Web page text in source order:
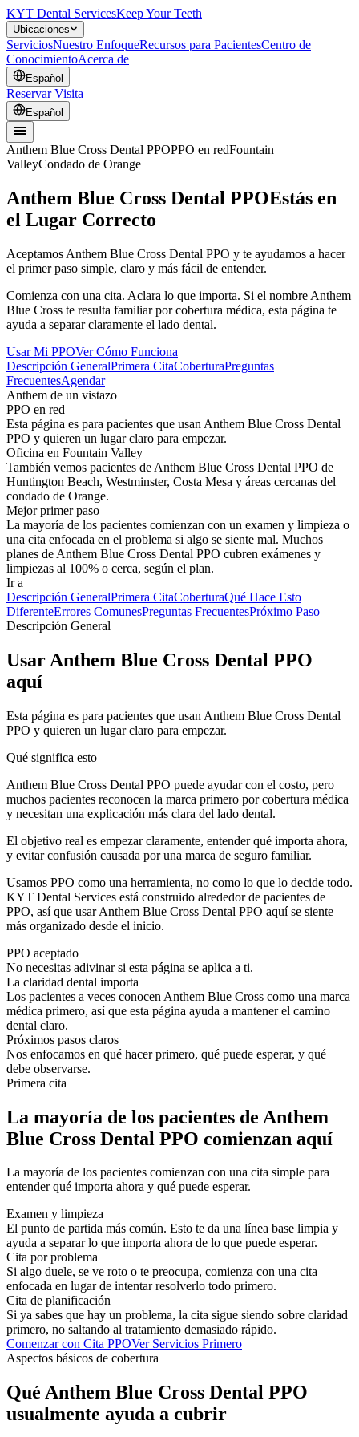
KYT Dental ServicesKeep Your Teeth
Ubicaciones
ServiciosNuestro EnfoqueRecursos para PacientesCentro de
ConocimientoAcerca de
Español
Reservar Visita
Español
Anthem Blue Cross Dental PPOPPO en redFountain
ValleyCondado de Orange
Anthem Blue Cross Dental PPOEstás en
el Lugar Correcto
Aceptamos Anthem Blue Cross Dental PPO y te ayudamos a hacer
el primer paso simple, claro y más fácil de entender.
Comienza con una cita. Aclara lo que importa. Si el nombre Anthem
Blue Cross te resulta familiar por cobertura médica, esta página te
ayuda a separar claramente el lado dental.
Usar Mi PPOVer Cómo Funciona
Descripción GeneralPrimera CitaCoberturaPreguntas
FrecuentesAgendar
Anthem de un vistazo
PPO en red
Esta página es para pacientes que usan Anthem Blue Cross Dental
PPO y quieren un lugar claro para empezar.
Oficina en Fountain Valley
También vemos pacientes de Anthem Blue Cross Dental PPO de
Huntington Beach, Westminster, Costa Mesa y áreas cercanas del
condado de Orange.
Mejor primer paso
La mayoría de los pacientes comienzan con un examen y limpieza o
una cita enfocada en el problema si algo se siente mal. Muchos
planes de Anthem Blue Cross Dental PPO cubren exámenes y
limpiezas al 100% o cerca, según el plan.
Ir a
Descripción GeneralPrimera CitaCoberturaQué Hace Esto
DiferenteErrores ComunesPreguntas FrecuentesPróximo Paso
Descripción General
Usar Anthem Blue Cross Dental PPO
aquí
Esta página es para pacientes que usan Anthem Blue Cross Dental
PPO y quieren un lugar claro para empezar.
Qué significa esto
Anthem Blue Cross Dental PPO puede ayudar con el costo, pero
muchos pacientes reconocen la marca primero por cobertura médica
y necesitan una explicación más clara del lado dental.
El objetivo real es empezar claramente, entender qué importa ahora,
y evitar confusión causada por una marca de seguro familiar.
Usamos PPO como una herramienta, no como lo que lo decide todo.
KYT Dental Services está construido alrededor de pacientes de
PPO, así que usar Anthem Blue Cross Dental PPO aquí se siente
más organizado desde el inicio.
PPO aceptado
No necesitas adivinar si esta página se aplica a ti.
La claridad dental importa
Los pacientes a veces conocen Anthem Blue Cross como una marca
médica primero, así que esta página ayuda a mantener el camino
dental claro.
Próximos pasos claros
Nos enfocamos en qué hacer primero, qué puede esperar, y qué
debe observarse.
Primera cita
La mayoría de los pacientes de Anthem
Blue Cross Dental PPO comienzan aquí
La mayoría de los pacientes comienzan con una cita simple para
entender qué importa ahora y qué puede esperar.
Examen y limpieza
El punto de partida más común. Esto te da una línea base limpia y
ayuda a separar lo que importa ahora de lo que puede esperar.
Cita por problema
Si algo duele, se ve roto o te preocupa, comienza con una cita
enfocada en lugar de intentar resolverlo todo primero.
Cita de planificación
Si ya sabes que hay un problema, la cita sigue siendo sobre claridad
primero, no saltando al tratamiento demasiado rápido.
Comenzar con Cita PPOVer Servicios Primero
Aspectos básicos de cobertura
Qué Anthem Blue Cross Dental PPO
usualmente ayuda a cubrir